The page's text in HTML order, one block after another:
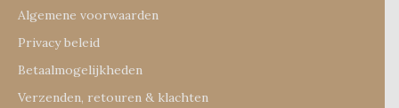
Algemene voorwaarden
Privacy beleid
Betaalmogelijkheden
Verzenden, retouren & klachten